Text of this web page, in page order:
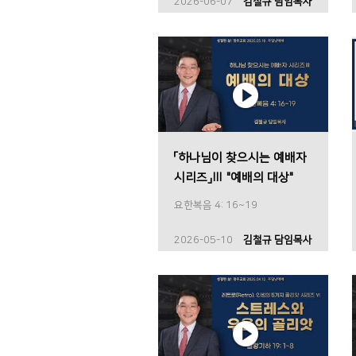
「하나님이 찾으시는 예배자
시리즈」Ⅲ "예배의 대상"
요한복음 4: 16~19
2026-05-10 김철규 담임목사